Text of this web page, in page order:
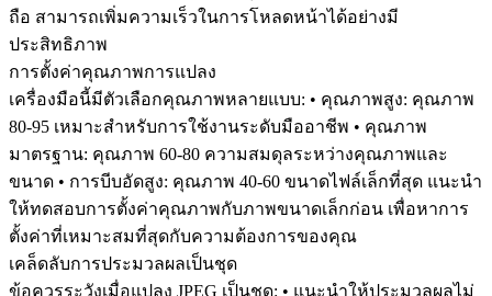
ถือ สามารถเพิ่มความเร็วในการโหลดหน้าได้อย่างมี
ประสิทธิภาพ
การตั้งค่าคุณภาพการแปลง
เครื่องมือนี้มีตัวเลือกคุณภาพหลายแบบ: • คุณภาพสูง: คุณภาพ
80-95 เหมาะสำหรับการใช้งานระดับมืออาชีพ • คุณภาพ
มาตรฐาน: คุณภาพ 60-80 ความสมดุลระหว่างคุณภาพและ
ขนาด • การบีบอัดสูง: คุณภาพ 40-60 ขนาดไฟล์เล็กที่สุด แนะนำ
ให้ทดสอบการตั้งค่าคุณภาพกับภาพขนาดเล็กก่อน เพื่อหาการ
ตั้งค่าที่เหมาะสมที่สุดกับความต้องการของคุณ
เคล็ดลับการประมวลผลเป็นชุด
ข้อควรระวังเมื่อแปลง JPEG เป็นชุด: • แนะนำให้ประมวลผลไม่